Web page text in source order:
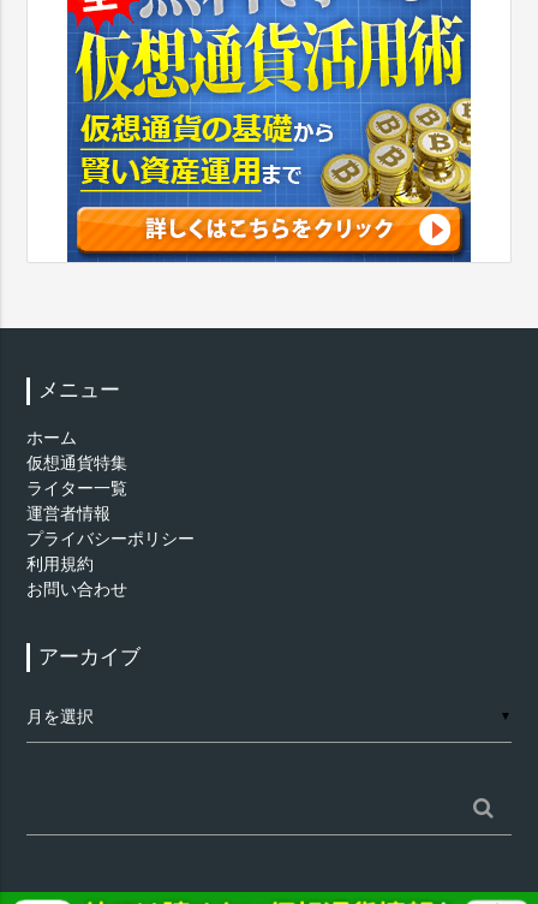
メニュー
ホーム
仮想通貨特集
ライター一覧
運営者情報
プライバシーポリシー
利用規約
お問い合わせ
アーカイブ
ー
▼
索: